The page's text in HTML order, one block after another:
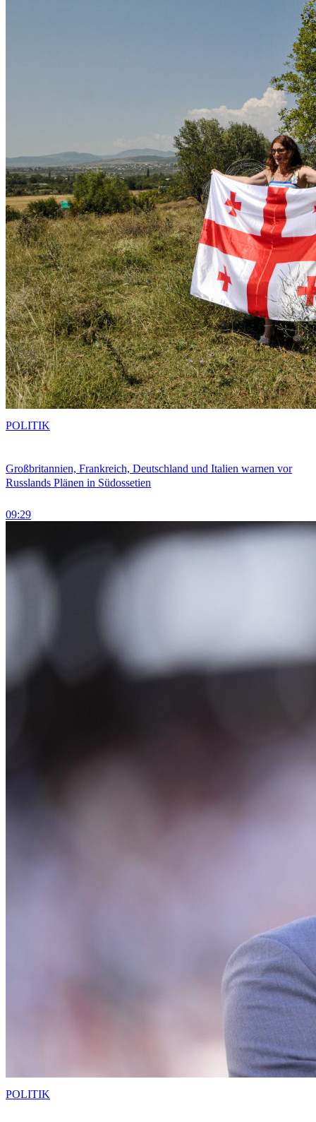
Großbritannien, Frankreich, Deutschland und Italien warnen vor
Russlands Plänen in Südossetien
09:29
POLITIK
POLITIK